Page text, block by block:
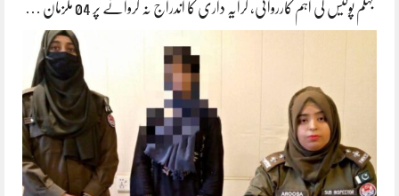
جہلم پولیس کی اہم کارروائی، کرایہ داری کا اندراج نہ کروانے پر 04 ملزمان …